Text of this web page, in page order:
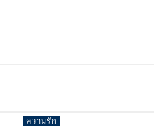
ความรัก